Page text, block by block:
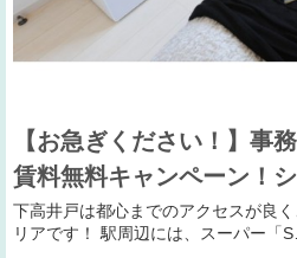
【お急ぎください！】事
賃料無料キャンペーン！
下高井戸は都心までのアクセスが良
リアです！ 駅周辺には、スーパー「